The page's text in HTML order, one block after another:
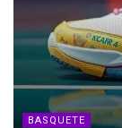
BASQUETE